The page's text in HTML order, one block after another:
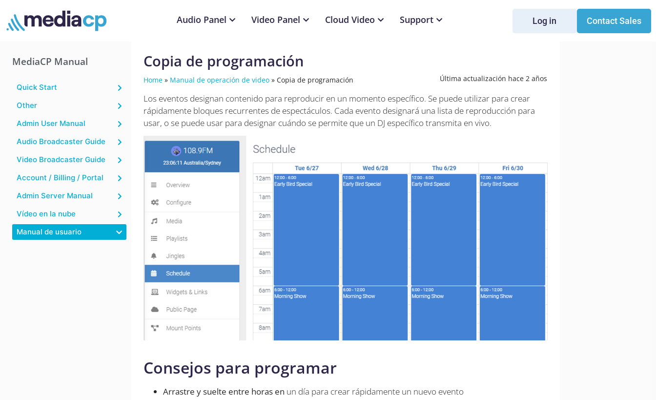
Audio Panel Video Panel Cloud Video Support Log in Contact Sales
MediaCP Manual
Quick Start
Other
Admin User Manual
Audio Broadcaster Guide
Video Broadcaster Guide
Account / Billing / Portal
Admin Server Manual
Vídeo en la nube
Manual de usuario
Copia de programación
Home» Manual de operación de video» Copia de programación Última actualización hace 2 años
Los eventos designan contenido para reproducir en un momento específico. Se puede utilizar para crear
rápidamente bloques recurrentes de espectáculos. Cada evento designará una lista de reproducción para
usar, o se puede usar para designar cuándo se permite que un DJ específico transmita en vivo.
Consejos para programar
Arrastre y suelte entre horas en un día para crear rápidamente un nuevo evento